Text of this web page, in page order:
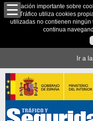
Información importante sobre
de Tráfico utiliza cookies
utilizadas no contienen ningún
continua
Ir a